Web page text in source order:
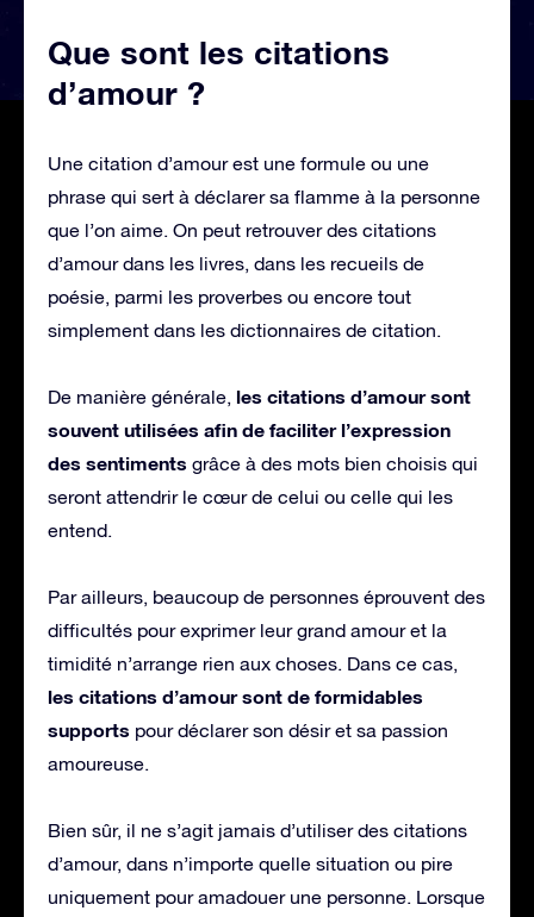
Que sont les citations
d’amour ?
Une citation d’amour est une formule ou une
phrase qui sert à déclarer sa flamme à la personne
que l’on aime. On peut retrouver des citations
d’amour dans les livres, dans les recueils de
poésie, parmi les proverbes ou encore tout
simplement dans les dictionnaires de citation.
De manière générale, les citations d’amour sont
souvent utilisées afin de faciliter l’expression
des sentiments grâce à des mots bien choisis qui
seront attendrir le cœur de celui ou celle qui les
entend.
Par ailleurs, beaucoup de personnes éprouvent des
difficultés pour exprimer leur grand amour et la
timidité n’arrange rien aux choses. Dans ce cas,
les citations d’amour sont de formidables
supports pour déclarer son désir et sa passion
amoureuse.
Bien sûr, il ne s’agit jamais d’utiliser des citations
d’amour, dans n’importe quelle situation ou pire
uniquement pour amadouer une personne. Lorsque